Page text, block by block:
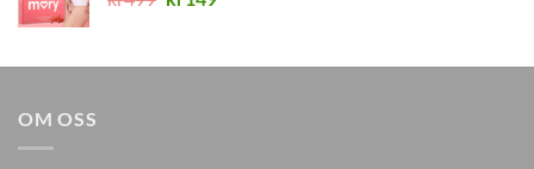
kr499.kr149.
OM OSS